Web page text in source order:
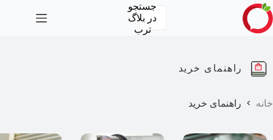
پرش
به
محتوا
جستجو
در بلاگ
ترب
راهنمای خرید
خانه راهنمای خرید